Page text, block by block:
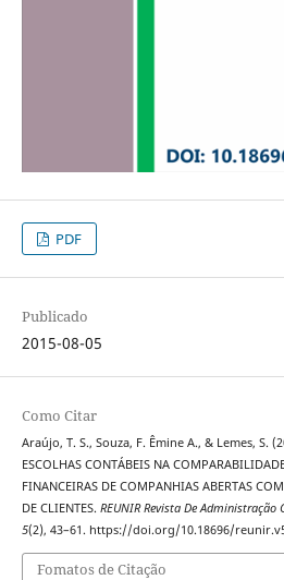
PDF
Publicado
2015-08-05
Como Citar
Araújo, T. S., Souza, F. Êmine A., & Lemes, S.
ESCOLHAS CONTÁBEIS NA
FINANCEIRAS DE COMPANHIAS ABERTAS
DE CLIENTES. REUNIR Revista De
5(2), 43–61. https://doi.org/10.18696/
Fomatos de Citação